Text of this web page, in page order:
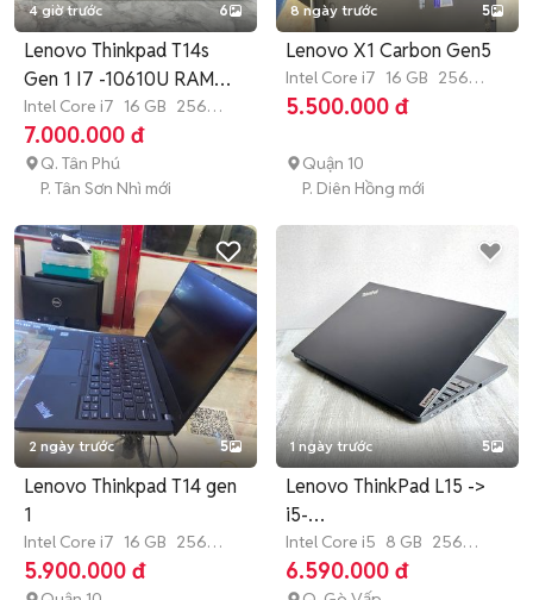
4 giờ trước 6
Lenovo Thinkpad T14s
Gen 1 I7 -10610U RAM
16GB/256
Intel Core i7 16 GB 256
GB SSD
7.000.000 đ
Q. Tân Phú
P. Tân Sơn Nhì mới
8 ngày trước 5
Lenovo X1 Carbon Gen5
Intel Core i7 16 GB 256
GB SSD
5.500.000 đ
Quận 10
P. Diên Hồng mới
2 ngày trước 5
Lenovo Thinkpad T14 gen
1
Intel Core i7 16 GB 256
GB SSD
5.900.000 đ
1 ngày trước 5
Lenovo ThinkPad L15 ->
i5-
10210U_8G_256G_15,6
FHD
Intel Core i5 8 GB 256
GB SSD
6.590.000 đ